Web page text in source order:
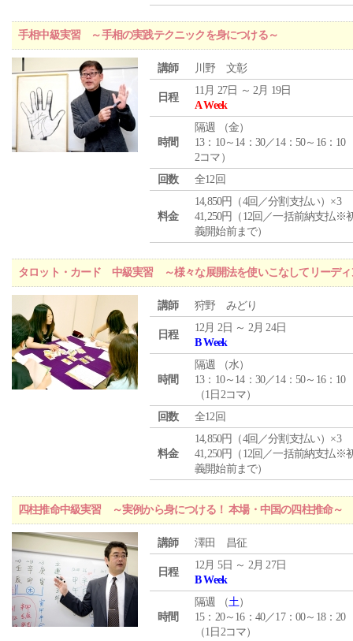
手相中級実習 ～手相の実践テクニックを身につける～
講師 川野 文彰
日程
11月 27日 ～ 2月 19日
A Week
時間
隔週 （金）
13：10～14：30／14：50～16：10
2コマ）
回数
全12回
料金
14,850円（4回／分割支払い）×3
41,250円（12回／一括前納支払※
義開始前まで）
タロット・カード 中級実習 ～様々な展開法を使いこなしてリーディ
講師 狩野 みどり
日程
12月 2日 ～ 2月 24日
B Week
時間
隔週 （水）
13：10～14：30／14：50～16：10
（1日2コマ）
回数
全12回
料金
14,850円（4回／分割支払い）×3
41,250円（12回／一括前納支払※
義開始前まで）
四柱推命中級実習 ～実例から身につける！ 本場・中国の四柱推命～
講師 澤田 昌征
日程
12月 5日 ～ 2月 27日
B Week
時間
隔週 （土）
15：20～16：40／17：00～18：20
（1日2コマ）